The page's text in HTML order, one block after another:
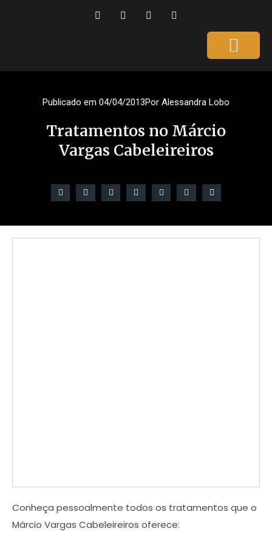
Publicado em 04/04/2013Por Alessandra Lobo
Tratamentos no Márcio
Vargas Cabeleireiros
Conheça pessoalmente todos os tratamentos que o
Márcio Vargas Cabeleireiros oferece: